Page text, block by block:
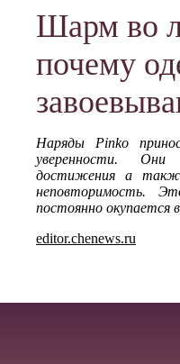
Шарм во
почему
Наряды Pinko
уверенности.
достижения а
неповторимость.
постоянно окупается
editor.chenews.ru